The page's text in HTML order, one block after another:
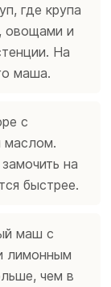
где крупа
овощами и
На
маша.
с
маслом.
на
быстрее.
маш с
лимонным
чем в